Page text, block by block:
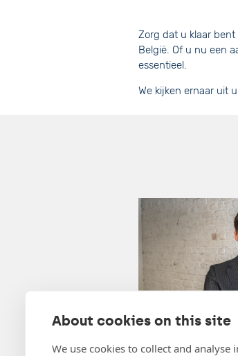
About cookies on this site
We use cookies to collect and
Zorg dat u klaar
België. Of u nu een
essentieel.
We kijken ernaar uit
Partner